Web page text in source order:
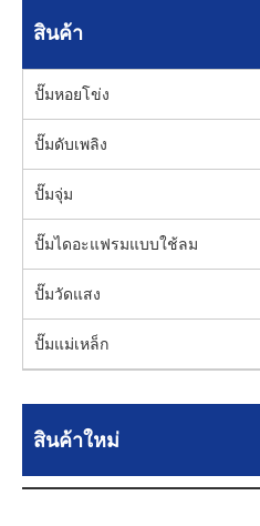
สินค้า
ปั๊มหอยโข่ง
ปั๊มดับเพลิง
ปั๊มจุ่ม
ปั๊มไดอะแฟรมแบบใช้ลม
ปั๊มวัดแสง
ปั๊มแม่เหล็ก
สินค้าใหม่